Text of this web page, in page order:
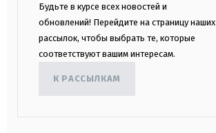
Будьте в курсе всех новостей и
обновлений! Перейдите на страницу наших
рассылок, чтобы выбрать те, которые
соответствуют вашим интересам.
К РАССЫЛКАМ